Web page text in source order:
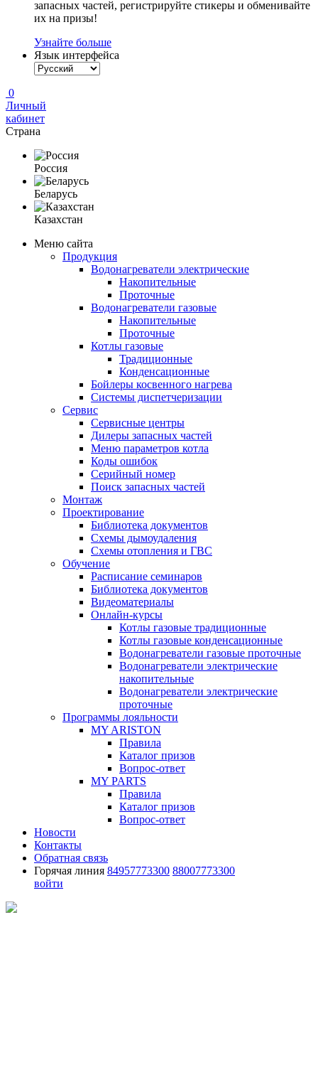
запасных частей, регистрируйте стикеры и обменивайте
их на призы!
Узнайте больше
Язык интерфейса
0
Личный
кабинет
Страна
Россия
Беларусь
Казахстан
Меню сайта
Продукция
Водонагреватели электрические
Накопительные
Проточные
Водонагреватели газовые
Накопительные
Проточные
Котлы газовые
Традиционные
Конденсационные
Бойлеры косвенного нагрева
Системы диспетчеризации
Сервис
Сервисные центры
Дилеры запасных частей
Меню параметров котла
Коды ошибок
Серийный номер
Поиск запасных частей
Монтаж
Проектирование
Библиотека документов
Схемы дымоудаления
Схемы отопления и ГВС
Обучение
Расписание семинаров
Библиотека документов
Видеоматериалы
Онлайн-курсы
Котлы газовые традиционные
Котлы газовые конденсационные
Водонагреватели газовые проточные
Водонагреватели электрические
накопительные
Водонагреватели электрические
проточные
Программы лояльности
MY ARISTON
Правила
Каталог призов
Вопрос-ответ
MY PARTS
Правила
Каталог призов
Вопрос-ответ
Новости
Контакты
Обратная связь
Горячая линия 84957773300 88007773300
войти